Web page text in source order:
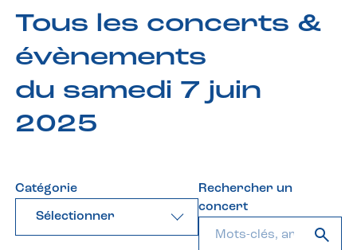
Tous les concerts &
évènements
du samedi 7 juin
2025
Catégorie
Sélectionner
Rechercher un
concert